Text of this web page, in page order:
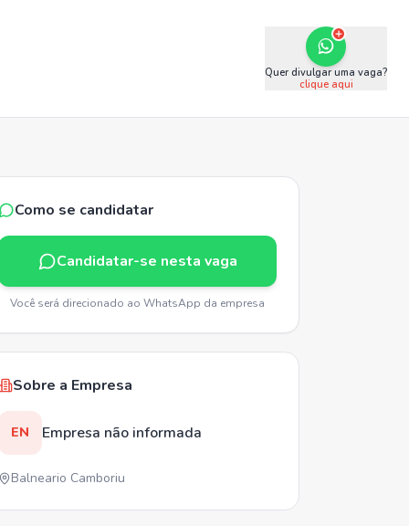
Quer divulgar uma vaga?
clique aqui
Como se candidatar
Candidatar-se nesta vaga
Você será direcionado ao WhatsApp da empresa
Sobre a Empresa
EN Empresa não informada
Balneario Camboriu